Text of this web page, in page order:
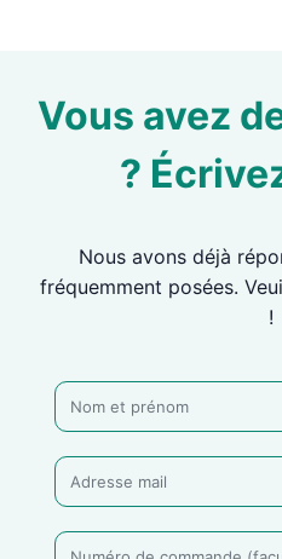
Vous avez
?
Nous avons déjà
fréquemment posées.
!